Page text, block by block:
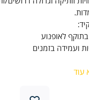
ועמידה בזמנים
עוד